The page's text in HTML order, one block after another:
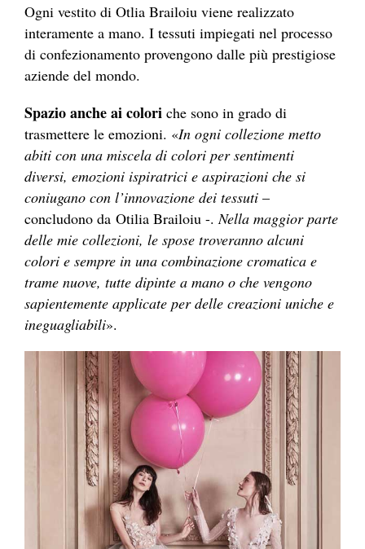
Ogni vestito di Otlia Brailoiu viene realizzato
interamente a mano. I tessuti impiegati nel processo
di confezionamento provengono dalle più prestigiose
aziende del mondo.
Spazio anche ai colori che sono in grado di
trasmettere le emozioni. «In ogni collezione metto
abiti con una miscela di colori per sentimenti
diversi, emozioni ispiratrici e aspirazioni che si
coniugano con l’innovazione dei tessuti –
concludono da Otilia Brailoiu -.Nella maggior parte
delle mie collezioni, le spose troveranno alcuni
colori e sempre in una combinazione cromatica e
trame nuove, tutte dipinte a mano o che vengono
sapientemente applicate per delle creazioni uniche e
ineguagliabili».